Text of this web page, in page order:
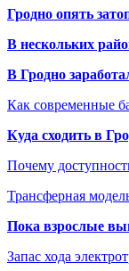
Гродно опять
В нескольких
В Гродно
Как современные
Куда сходить в
Почему
Трансферная
Пока взрослые
Запас хода